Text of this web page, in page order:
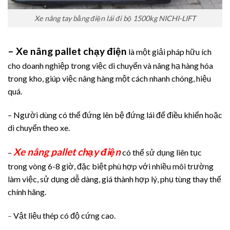
Xe nâng tay bằng điện lái đi bộ 1500kg NICHI-LIFT
– Xe nâng pallet chạy điện là một giải pháp hữu ích
cho doanh nghiệp trong việc di chuyển và nâng hạ hàng hóa
trong kho, giúp việc nâng hàng một cách nhanh chóng, hiệu
quá.
– Người dùng có thể đứng lên bệ đứng lái để điều khiển hoặc
di chuyển theo xe.
– Xe nâng pallet chạy điệncó thể sử dụng liên tục
trong vòng 6-8 giờ, đặc biệt phù hợp với nhiều môi trường
làm việc, sử dụng dễ dàng, giá thành hợp lý, phụ tùng thay thế
chính hãng.
– Vật liệu thép có độ cứng cao.